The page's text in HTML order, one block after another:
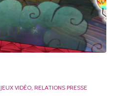
JEUX VIDÉO, RELATIONS PRESSE